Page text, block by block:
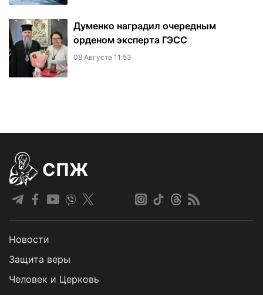
Думенко наградил очередным
орденом эксперта ГЭСС
08 Августа 11:53
СПЖ
Новости
Защита веры
Человек и Церковь